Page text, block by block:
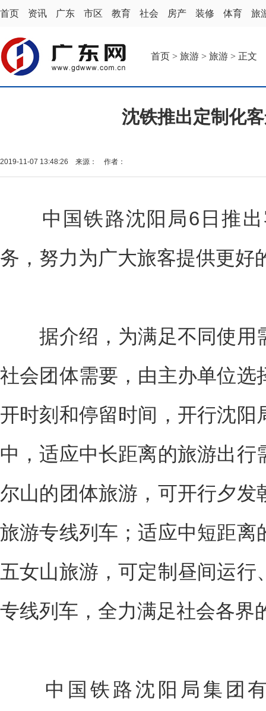
首页 资讯 广东 市区 教育 社会 房产 装修 体育 旅
首页 > 旅游 > 旅游 > 正文
沈铁推出定制化
2019-11-07 13:48:26 来源： 作者：
中国铁路沈阳局6日推出
务，努力为广大旅客提供更好
据介绍，为满足不同使用
社会团体需要，由主办单位选
开时刻和停留时间，开行沈
中，适应中长距离的旅游出
尔山的团体旅游，可开行夕
旅游专线列车；适应中短距离
五女山旅游，可定制昼间运
专线列车，全力满足社会各界
中国铁路沈阳局集团有